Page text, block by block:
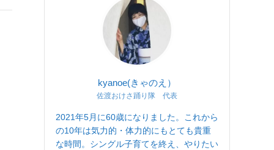
kyanoe(きゃのえ）
佐渡おけさ踊り隊 代表
2021年5月に60歳になりました。これから
の10年は気力的・体力的にもとても貴重
な時間。シングル子育てを終え、やりたい